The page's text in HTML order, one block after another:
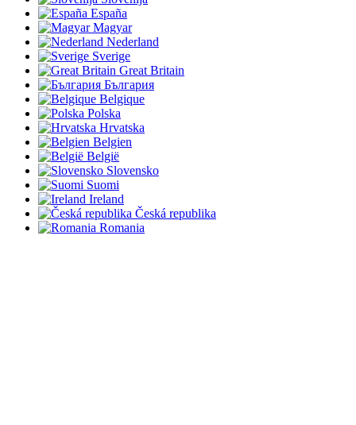
España
Magyar
Nederland
Sverige
Great Britain
България
Belgique
Polska
Hrvatska
Belgien
België
Slovensko
Suomi
Ireland
Česká republika
Romania